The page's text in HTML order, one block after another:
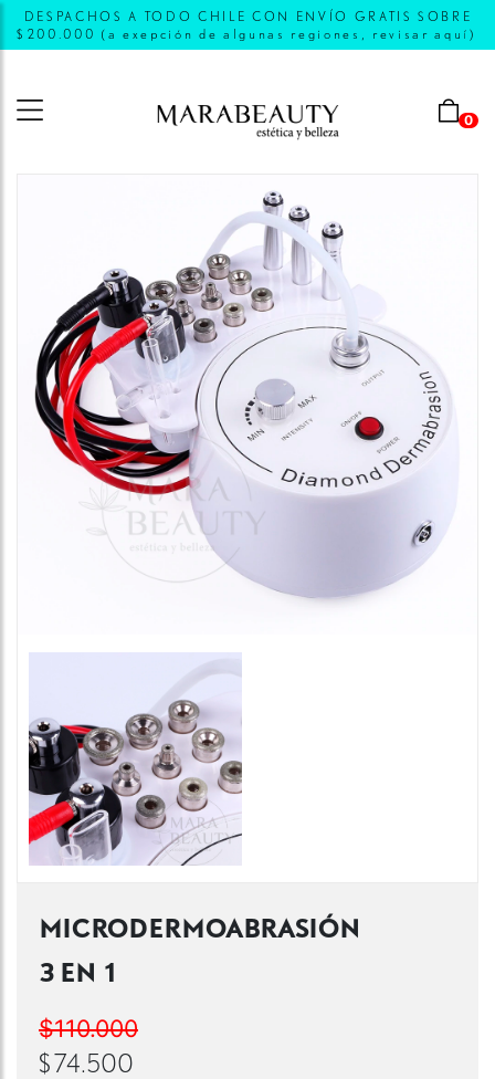
DESPACHOS A TODO CHILE CON ENVÍO GRATIS SOBRE
$200.000 (a exepción de algunas regiones, revisar aquí)
0
MICRODERMOABRASIÓN
3 EN 1
$110.000
$74.500